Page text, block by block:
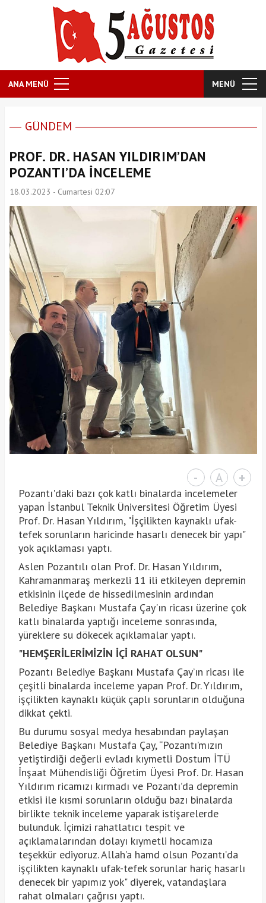
ANA MENÜ MENÜ
GÜNDEM
PROF. DR. HASAN YILDIRIM’DAN
POZANTI’DA İNCELEME
18.03.2023 - Cumartesi 02:07
- A +
Pozantı'daki bazı çok katlı binalarda incelemeler
yapan İstanbul Teknik Üniversitesi Öğretim Üyesi
Prof. Dr. Hasan Yıldırım, "İşçilikten kaynaklı ufak-
tefek sorunların haricinde hasarlı denecek bir yapı"
yok açıklaması yaptı.
Aslen Pozantılı olan Prof. Dr. Hasan Yıldırım,
Kahramanmaraş merkezli 11 ili etkileyen depremin
etkisinin ilçede de hissedilmesinin ardından
Belediye Başkanı Mustafa Çay'ın ricası üzerine çok
katlı binalarda yaptığı inceleme sonrasında,
yüreklere su dökecek açıklamalar yaptı.
"HEMŞERİLERİMİZİN İÇİ RAHAT OLSUN"
Pozantı Belediye Başkanı Mustafa Çay’ın ricası ile
çeşitli binalarda inceleme yapan Prof. Dr. Yıldırım,
işçilikten kaynaklı küçük çaplı sorunların olduğuna
dikkat çekti.
Bu durumu sosyal medya hesabından paylaşan
Belediye Başkanı Mustafa Çay, “Pozantı’mızın
yetiştirdiği değerli evladı kıymetli Dostum İTÜ
İnşaat Mühendisliği Öğretim Üyesi Prof. Dr. Hasan
Yıldırım ricamızı kırmadı ve Pozantı’da depremin
etkisi ile kısmi sorunların olduğu bazı binalarda
birlikte teknik inceleme yaparak istişarelerde
bulunduk. İçimizi rahatlatıcı tespit ve
açıklamalarından dolayı kıymetli hocamıza
teşekkür ediyoruz. Allah’a hamd olsun Pozantı’da
işçilikten kaynaklı ufak-tefek sorunlar hariç hasarlı
denecek bir yapımız yok" diyerek, vatandaşlara
rahat olmaları çağrısı yaptı.